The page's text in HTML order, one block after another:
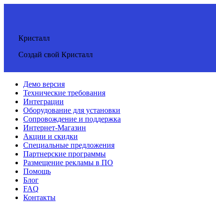
Кристалл
Создай свой Кристалл
Демо версия
Технические требования
Интеграции
Оборудование для установки
Сопровождение и поддержка
Интернет-Магазин
Акции и скидки
Специальные предложения
Партнерские программы
Размещение рекламы в ПО
Помощь
Блог
FAQ
Контакты